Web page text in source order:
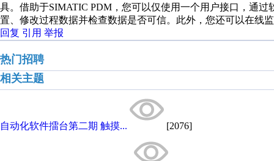
具。借助于SIMATIC PDM，您可以仅使用一个用户接口，通
置、修改过程数据并检查数据是否可信。此外，您还可以在线
回复 引用 举报
热门招聘
相关主题
自动化软件擂台第二期 触摸... [2076]